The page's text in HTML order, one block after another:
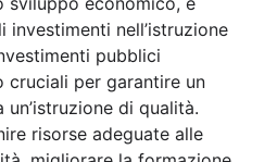
investimenti nell’istruzione
pubblici
cruciali per garantire un
un’istruzione di qualità.
risorse adeguate alle